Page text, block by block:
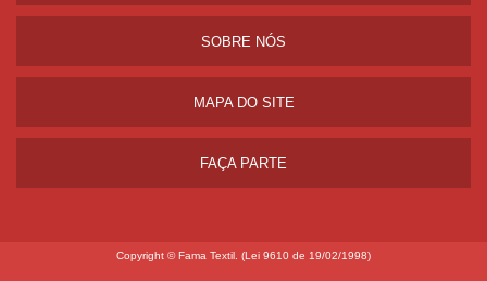
SOBRE NÓS
MAPA DO SITE
FAÇA PARTE
Copyright © Fama Textil. (Lei 9610 de 19/02/1998)